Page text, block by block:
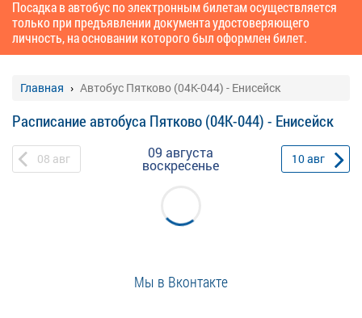
Посадка в автобус по электронным билетам осуществляется
только при предъявлении документа удостоверяющего
личность, на основании которого был оформлен билет.
Главная Автобус Пятково (04К-044) - Енисейск
Расписание автобуса Пятково (04К-044) - Енисейск
08 авг 09 августа
воскресенье 10авг
Мы в Вконтакте